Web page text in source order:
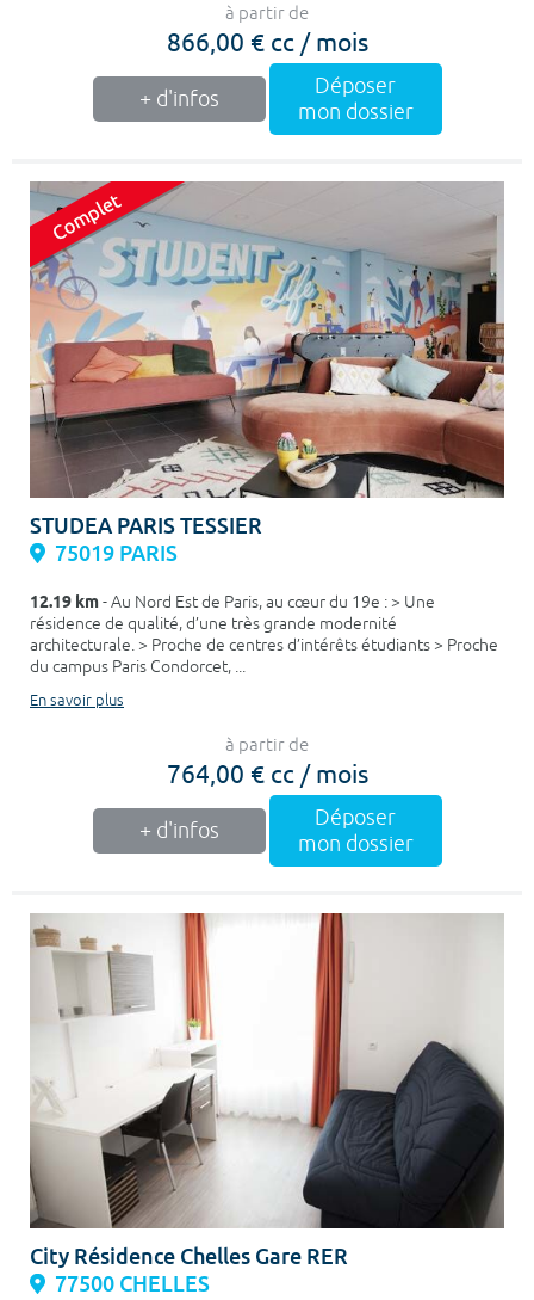
à partir de
866,00 € cc / mois
+ d'infos
Déposer
mon dossier
STUDEA PARIS TESSIER
75019 PARIS
12.19 km- Au Nord Est de Paris, au cœur du 19e : > Une
résidence de qualité, d’une très grande modernité
architecturale. > Proche de centres d’intérêts étudiants > Proche
du campus Paris Condorcet, ...
En savoir plus
à partir de
764,00 € cc / mois
+ d'infos
Déposer
mon dossier
City Résidence Chelles Gare RER
77500 CHELLES